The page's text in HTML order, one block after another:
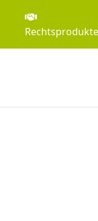
Rechtsprodukte